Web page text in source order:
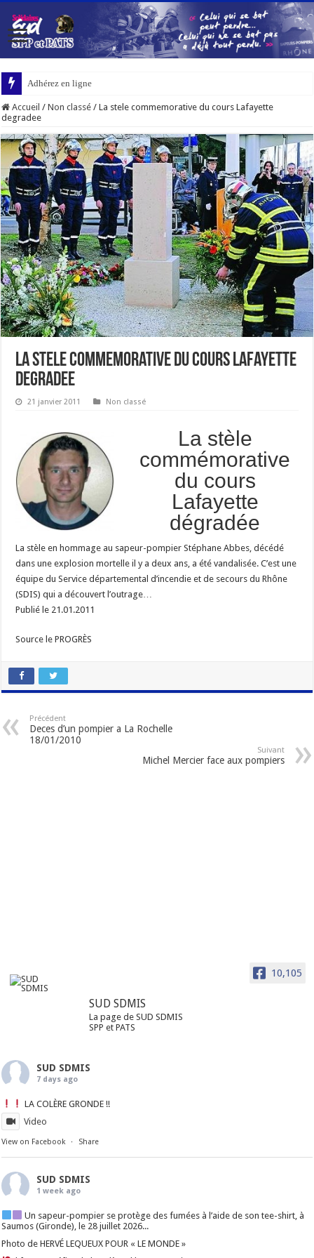
Adhérez en ligne
Accueil / Non classé / La stele commemorative du cours Lafayette
degradee
La stele commemorative du cours Lafayette
degradee
21 janvier 2011 Non classé
La stèle
commémorative
du cours
Lafayette
dégradée
La stèle en hommage au sapeur-pompier Stéphane Abbes, décédé
dans une explosion mortelle il y a deux ans, a été vandalisée. C’est une
équipe du Service départemental d’incendie et de secours du Rhône
(SDIS) qui a découvert l’outrage…
Publié le 21.01.2011
Source le PROGRÈS
Précédent
Deces d’un pompier a La Rochelle
18/01/2010
Suivant
Michel Mercier face aux pompiers
10,105
SUD SDMIS
La page de SUD SDMIS
SPP et PATS
SUD SDMIS
7 days ago
LA COLÈRE GRONDE !!
Video
View on Facebook · Share
SUD SDMIS
1 week ago
Un sapeur-pompier se protège des fumées à l’aide de son tee-shirt, à
Saumos (Gironde), le 28 juillet 2026...
Photo de HERVÉ LEQUEUX POUR « LE MONDE »